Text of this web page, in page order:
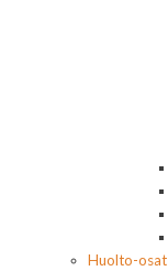
Huolto-osat